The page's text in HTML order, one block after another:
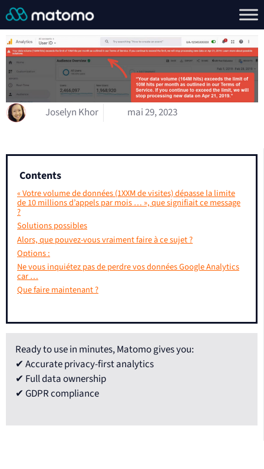
Joselyn Khor mai 29, 2023
Contents
« Votre volume de données (1XXM de visites) dépasse la limite
de 10 millions d’appels par mois … », que signifiait ce message
?
Solutions possibles
Alors, que pouvez-vous vraiment faire à ce sujet ?
Options :
Ne vous inquiétez pas de perdre vos données Google Analytics
car …
Que faire maintenant ?
Ready to use in minutes, Matomo gives you:
✔ Accurate privacy-first analytics
✔ Full data ownership
✔ GDPR compliance